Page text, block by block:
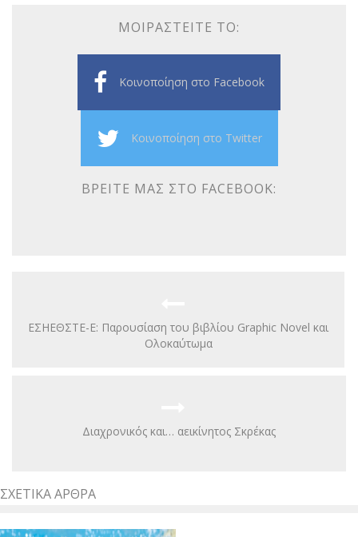
ΜΟΙΡΑΣΤΕΊΤΕ ΤΟ:
Κοινοποίηση στο Facebook
Κοινοποίηση στο Twitter
ΒΡΕΊΤΕ ΜΑΣ ΣΤΟ FACEBOOK:
ΕΣΗΕΘΣΤΕ-Ε: Παρουσίαση του βιβλίου Graphic Novel και
Ολοκαύτωμα
Διαχρονικός και… αεικίνητος Σκρέκας
ΣΧΕΤΙΚΆ ΆΡΘΡΑ